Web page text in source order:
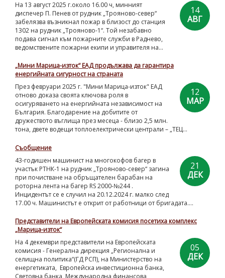
14
АВГ
На 13 август 2025 г.около 16.00 ч, минният
диспечер П. Пенев от рудник „Трояново-север“
забелязва възникнал пожар в близост до станция
1302 на рудник „Трояново-1“. Той незабавно
подава сигнал към пожарните служби в Раднево,
ведомствените пожарни екипи и управителя на...
„Мини Марица-изток“ ЕАД продължава да гарантира
енергийната сигурност на страната
12
МАР
През февруари 2025 г. "Мини Марица-изток" ЕАД
отново доказа своята ключова роля в
осигуряването на енергийната независимост на
България. Благодарение на добитите от
дружеството въглища през месеца - близо 2,5 млн.
тона, двете водещи топлоелектрически централи – „ТЕЦ...
Съобщение
21
ДЕК
43-годишен машинист на многокофов багер в
участък РТНК-1 на рудник „Трояново-север“ загина
при почистване на обръщателен барабан на
роторна лента на багер RS 2000-№244 .
Инцидентът се е случил на 20.12.2024 г. малко след
17.00 ч. Машинистът е открит от работници от бригадата....
Представители на Европейската комисия посетиха комплекс
„Марица-изток“
05
ДЕК
На 4 декември представители на Европейската
комисия - Генерална дирекция „Регионална и
селищна политика“(ГД РСП), на Министерство на
енергетиката, Европейска инвестиционна банка,
Световна банка, Международна финансова